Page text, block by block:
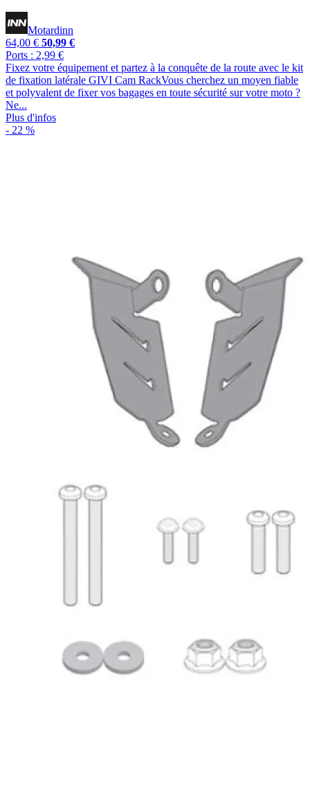
Motardinn
64,00 € 50,99 €
Ports : 2,99 €
Fixez votre équipement et partez à la conquête de la route avec le kit
de fixation latérale GIVI Cam RackVous cherchez un moyen fiable
et polyvalent de fixer vos bagages en toute sécurité sur votre moto ?
Ne...
Plus d'infos
- 22 %